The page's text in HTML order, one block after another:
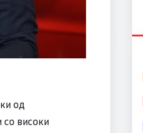
од
со високи